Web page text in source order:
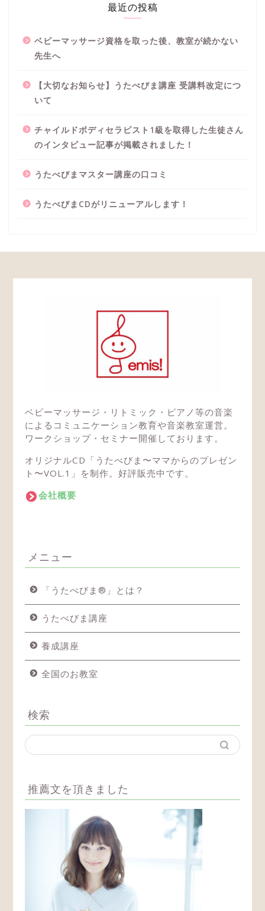
最近の投稿
ベビーマッサージ資格を取った後、教室が続かない
先生へ
【大切なお知らせ】うたべびま講座 受講料改定につ
いて
チャイルドボディセラピスト1級を取得した生徒さん
のインタビュー記事が掲載されました！
うたべびまマスター講座の口コミ
うたべびまCDがリニューアルします！
ベビーマッサージ・リトミック・ピアノ等の音楽
によるコミュニケーション教育や音楽教室運営。
ワークショップ・セミナー開催しております。
オリジナルCD「うたべびま〜ママからのプレゼン
ト〜VOL.1」を制作。好評販売中です。
会社概要
メニュー
「うたべびま®」とは？
うたべびま講座
養成講座
全国のお教室
検索
推薦文を頂きました